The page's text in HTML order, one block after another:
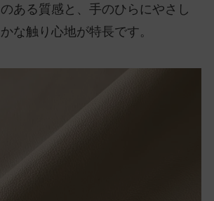
ある質感と、手のひらにやさし
な触り心地が特長です。